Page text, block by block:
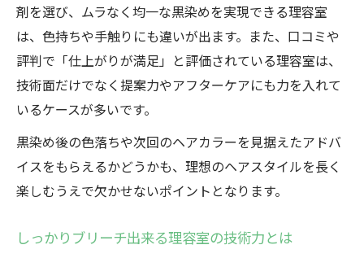
理容室で安心してブリーチを任せる条件
高崎市理容室の強みと対応力をチェック
理容室のダメージケア施術が安心できる理
由
理容室の口コミや評判で見る安全性
理容室の施術後フォローサービスとは
髪色チェンジを失敗しないための理容室活用術
理容室の事前カウンセリング活用法を解説
理容室ならではの髪色チェンジ失敗回避術
剤を選び、ムラなく均一な黒染めを実現できる理容室
は、色持ちや手触りにも違いが出ます。また、口コミや
評判で「仕上がりが満足」と評価されている理容室は、
技術面だけでなく提案力やアフターケアにも力を入れて
いるケースが多いです。
黒染め後の色落ちや次回のヘアカラーを見据えたアドバ
イスをもらえるかどうかも、理想のヘアスタイルを長く
楽しむうえで欠かせないポイントとなります。
しっかりブリーチ出来る理容室の技術力とは